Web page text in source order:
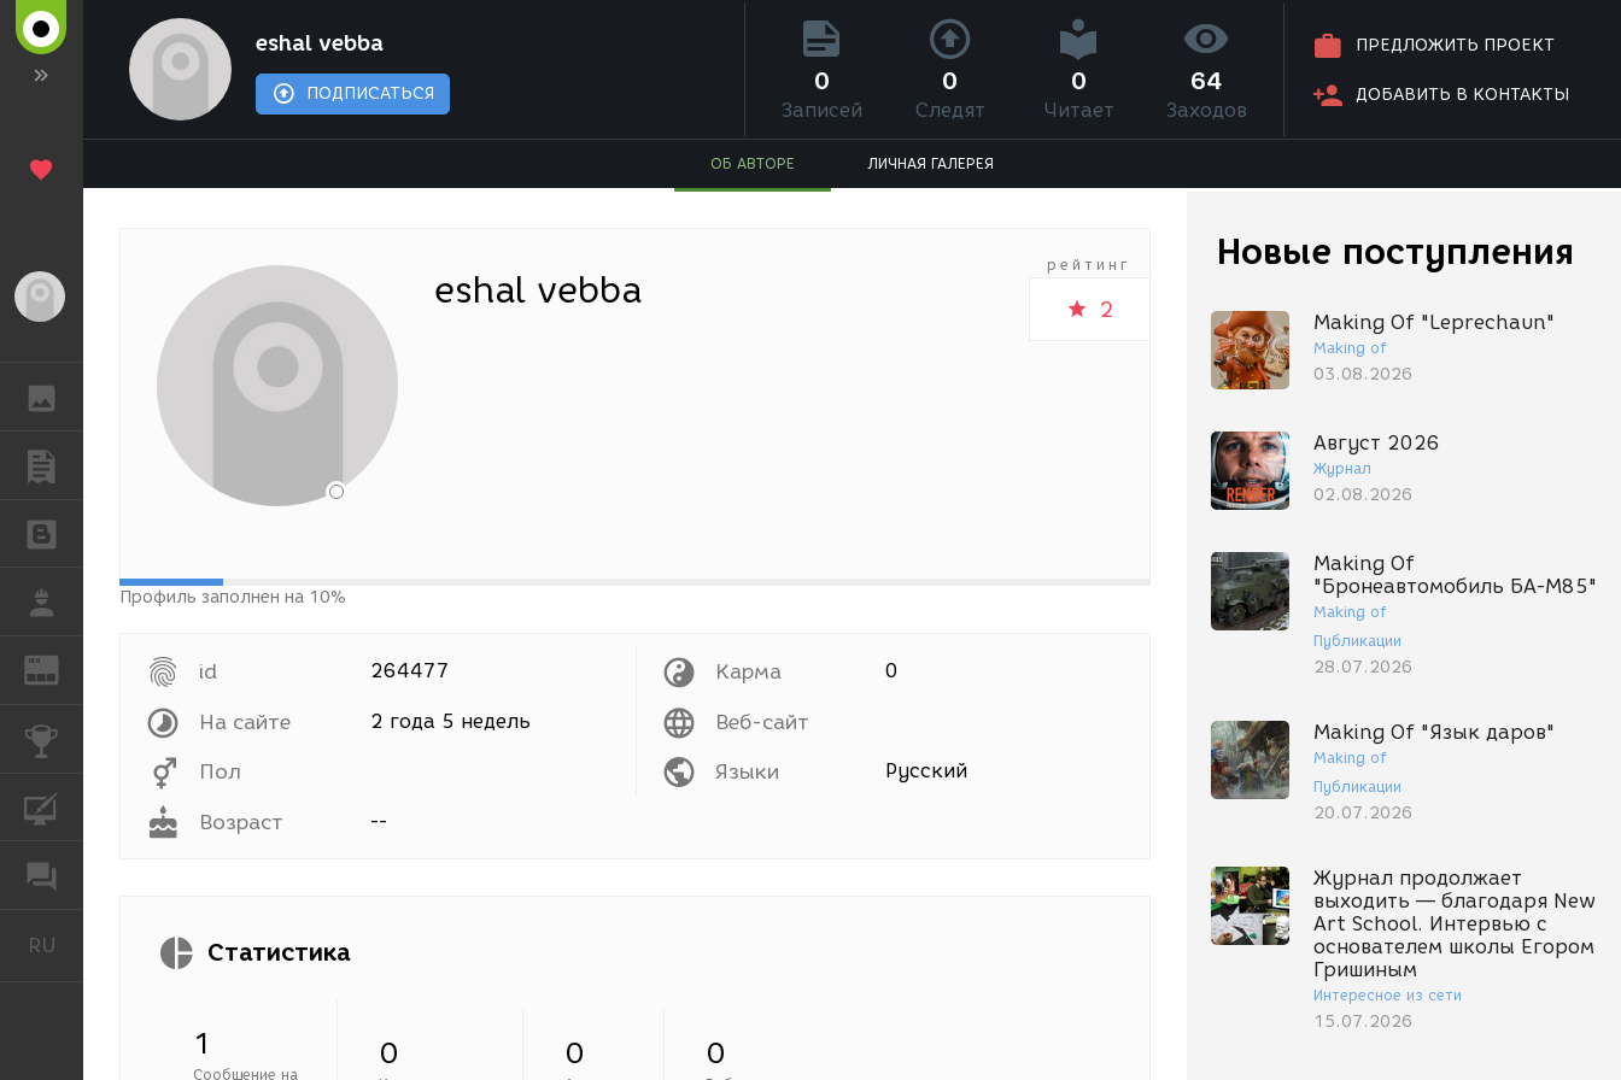
ГАЛЕРЕЯ
ПУБЛИКАЦИИ
РАБОТА
REN ЖУРНАЛ
КОНКУРСЫ
RU
eshal vebba
ПОДПИСАТЬСЯ
ПРЕДЛОЖИТЬ ПРОЕКТ
ДОБАВИТЬ В КОНТАКТЫ
0
Записей
0
Следят
0
Читает
64
Заходов
ОБ АВТОРЕ ЛИЧНАЯ ГАЛЕРЕЯ
Новые поступления
Making Of "Leprechaun"
Making of
03.08.2026
Август 2026
Журнал
02.08.2026
Making Of
"Бронеавтомобиль БА-М85"
Making of
Публикации
28.07.2026
Making Of "Язык даров"
Making of
Публикации
20.07.2026
Журнал продолжает
выходить — благодаря New
Art School. Интервью с
основателем школы Егором
Гришиным
Интересное из сети
15.07.2026
рейтинг
2
eshal vebba
Профиль заполнен на 10%
id 264477
На сайте 2 года 5 недель
Пол
Возраст --
Карма 0
Веб-сайт
Языки Русский
Статистика
1
Сообщение на
0 0 0